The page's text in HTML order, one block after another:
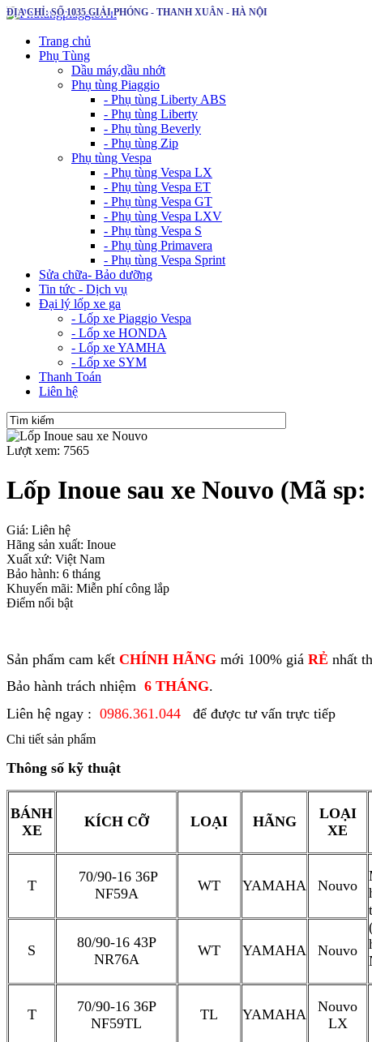
ĐỊA CHỈ: SỐ 1035 GIẢI PHÓNG - THANH XUÂN - HÀ NỘI
Trang chủ
Phụ Tùng
Dầu máy,dầu nhớt
Phụ tùng Piaggio
- Phụ tùng Liberty ABS
- Phụ tùng Liberty
- Phụ tùng Beverly
- Phụ tùng Zip
Phụ tùng Vespa
- Phụ tùng Vespa LX
- Phụ tùng Vespa ET
- Phụ tùng Vespa GT
- Phụ tùng Vespa LXV
- Phụ tùng Vespa S
- Phụ tùng Primavera
- Phụ tùng Vespa Sprint
Sửa chữa- Bảo dưỡng
Tin tức - Dịch vụ
Đại lý lốp xe ga
- Lốp xe Piaggio Vespa
- Lốp xe HONDA
- Lốp xe YAMHA
- Lốp xe SYM
Thanh Toán
Liên hệ
Lượt xem: 7565
Lốp Inoue sau xe Nouvo (Mã sp:
Giá: Liên hệ
Hãng sản xuất: Inoue
Xuất xứ: Việt Nam
Bảo hành: 6 tháng
Khuyến mãi: Miễn phí công lắp
Điểm nổi bật
Sản phẩm cam kết CHÍNH HÃNG mới 100% giá RẺ nhất
Bảo hành trách nhiệm 6 THÁNG.
Liên hệ ngay : 0986.361.044 để được tư vấn trực tiếp
Chi tiết sản phẩm
Thông số kỹ thuật
BÁNH
XE
KÍCH CỠ LOẠI HÃNG
LOẠI
XE
T
70/90-16 36P
NF59A
WT YAMAHA Nouvo
S
80/90-16 43P
NR76A
WT YAMAHA Nouvo
T
70/90-16 36P
NF59TL
TL YAMAHA
Nouvo
LX